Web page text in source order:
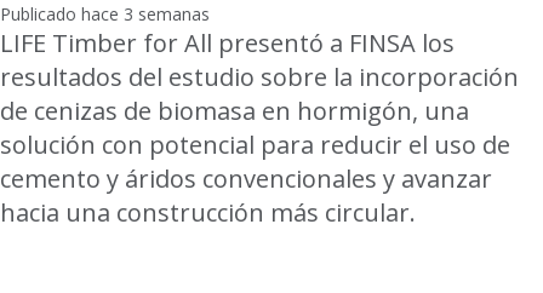
Publicado hace 3 semanas
LIFE Timber for All presentó a FINSA los
resultados del estudio sobre la incorporación
de cenizas de biomasa en hormigón, una
solución con potencial para reducir el uso de
cemento y áridos convencionales y avanzar
hacia una construcción más circular.